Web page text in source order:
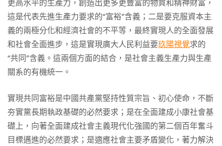
更高水平的生產力，創造出更多更豐富的物質和精神財富，
這是代表先進生產力要求的“富裕”含義；二是要克服資本主
義的兩極分化和經濟社會的不平等，最終實現人的全面發展
和社會全面進步，這是實現廣大人民利益要玖陽視覺求的
“共同”含義。這兩個方面的結合，是社會主義生產力與生產
關系的有機統一。
實現共同富裕是中國共產黨堅持性質宗旨、初心使命，不斷
夯實黨長期執政基礎的必然要求；是在全面建成小康社會基
礎上，向著全面建成社會主義現代化強國的第二個百年奮斗
目標邁進的必然要求；是適應社會主要矛盾變化，著力解決